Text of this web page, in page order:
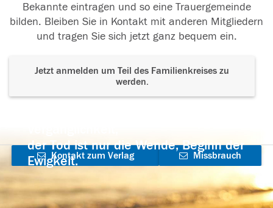
Bekannte eintragen und so eine Trauergemeinde
bilden. Bleiben Sie in Kontakt mit anderen Mitgliedern
und tragen Sie sich jetzt ganz bequem ein.
Jetzt anmelden um Teil des Familienkreises zu
werden.
der Tod ist nur die Wende, Beginn der
Ewigkeit.
Kontakt zum Verlag
aufnehmen
Missbrauch